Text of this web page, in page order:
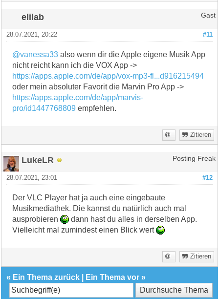
elilab Gast
#11
28.07.2021, 20:22
@vanessa33 also wenn dir die Apple eigene Musik App
nicht reicht kann ich die VOX App ->
https://apps.apple.com/de/app/vox-mp3-fl...d916215494
oder mein absoluter Favorit die Marvin Pro App ->
https://apps.apple.com/de/app/marvis-
pro/id1447768809 empfehlen.
Zitieren
LukeLR Posting Freak
#12
28.07.2021, 23:01
Der VLC Player hat ja auch eine eingebaute
Musikmediathek. Die kannst du natürlich auch mal
ausprobieren
dann hast du alles in derselben App.
Vielleicht mal zumindest einen Blick wert
Zitieren
« Ein Thema zurück Ein Thema vor »